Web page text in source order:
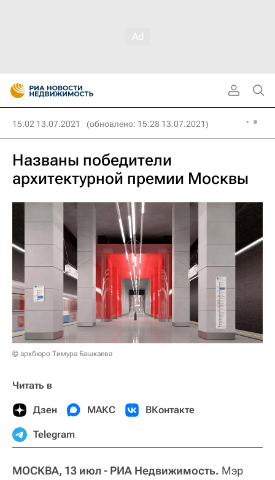
15:02 13.07.2021 (обновлено: 15:28 13.07.2021)
Названы победители
архитектурной премии Москвы
© архбюро Тимура Башкаева
Читать в
Дзен МАКС ВКонтакте
Telegram
МОСКВА, 13 июл - РИА Недвижимость. Мэр